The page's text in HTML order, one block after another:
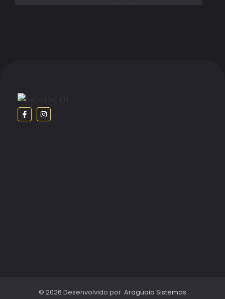
© 2026 Desenvolvido por Araguaia Sistemas